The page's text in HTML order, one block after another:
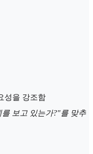
성을 강조함
보고 있는가?"를 맞추